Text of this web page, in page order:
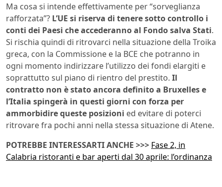
Ma cosa si intende effettivamente per “sorveglianza
rafforzata”? L’UE si riserva di tenere sotto controllo i
conti dei Paesi che accederanno al Fondo salva Stati.
Si rischia quindi di ritrovarci nella situazione della Troika
greca, con la Commissione e la BCE che potranno in
ogni momento indirizzare l’utilizzo dei fondi elargiti e
soprattutto sul piano di rientro del prestito. Il
contratto non è stato ancora definito a Bruxelles e
l’Italia spingerà in questi giorni con forza per
ammorbidire queste posizioni ed evitare di poterci
ritrovare fra pochi anni nella stessa situazione di Atene.
POTREBBE INTERESSARTI ANCHE >>> Fase 2, in
Calabria ristoranti e bar aperti dal 30 aprile: l’ordinanza